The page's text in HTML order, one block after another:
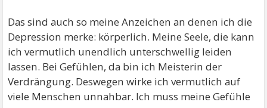
Das sind auch so meine Anzeichen an denen ich die
Depression merke: körperlich. Meine Seele, die kann
ich vermutlich unendlich unterschwellig leiden
lassen. Bei Gefühlen, da bin ich Meisterin der
Verdrängung. Deswegen wirke ich vermutlich auf
viele Menschen unnahbar. Ich muss meine Gefühle